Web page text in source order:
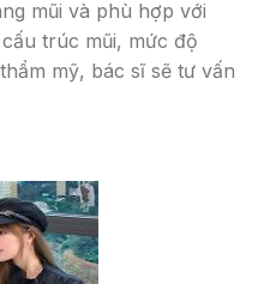
mũi và phù hợp với
trúc mũi, mức độ
mỹ, bác sĩ sẽ tư vấn